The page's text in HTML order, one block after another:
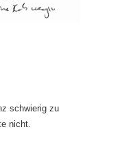
schwierig zu
nicht.